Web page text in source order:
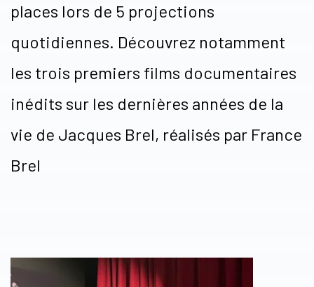
places lors de 5 projections
quotidiennes. Découvrez notamment
les trois premiers films documentaires
inédits sur les dernières années de la
vie de Jacques Brel, réalisés par France
Brel